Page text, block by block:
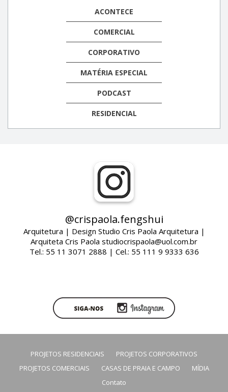
ACONTECE
COMERCIAL
CORPORATIVO
MATÉRIA ESPECIAL
PODCAST
RESIDENCIAL
@crispaola.fengshui
Arquitetura | Design Studio Cris Paola Arquitetura |
Arquiteta Cris Paola studiocrispaola@uol.com.br
Tel.: 55 11 3071 2888 | Cel.: 55 111 9 9333 636
PROJETOS RESIDENCIAIS
PROJETOS CORPORATIVOS
PROJETOS COMERCIAIS
CASAS DE PRAIA E CAMPO
MÍDIA
Contato